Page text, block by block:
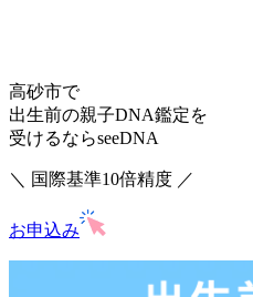
高砂市で
出生前の親子DNA鑑定を
受けるならseeDNA
＼ 国際基準10倍精度 ／
お申込み